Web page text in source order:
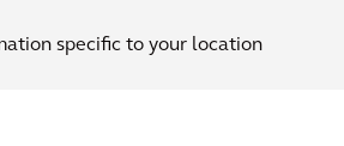
specific to your location